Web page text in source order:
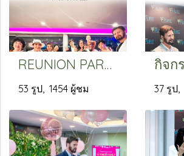
REUNION PARTY กิจกรรมล่องเรือแม่น้ำเจ้าพระยากับลิฟ เพียว
53 รูป, 1454 ผู้ชม 37 รูป,